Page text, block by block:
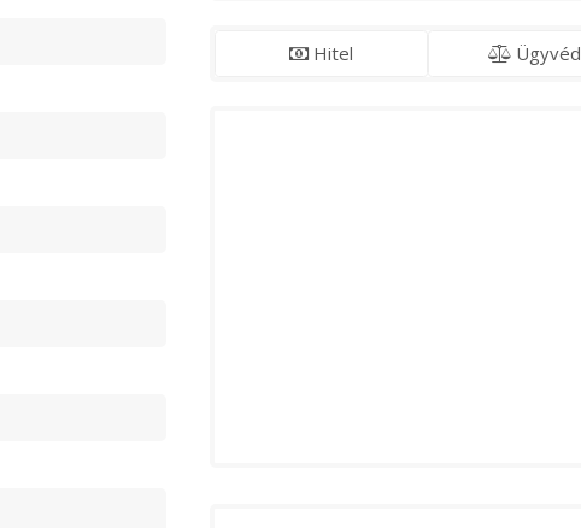
Hitel Ügyvéd